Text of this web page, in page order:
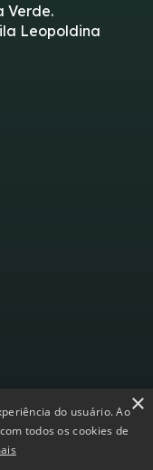
Verde.
Leopoldina
×
do usuário. Ao
todos os cookies de